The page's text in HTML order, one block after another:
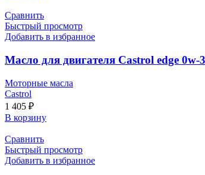
Сравнить
Быстрый просмотр
Добавить в избранное
Масло для двигателя Castrol edge 0w-
Моторные масла
Castrol
1 405 ₽
В корзину
Сравнить
Быстрый просмотр
Добавить в избранное